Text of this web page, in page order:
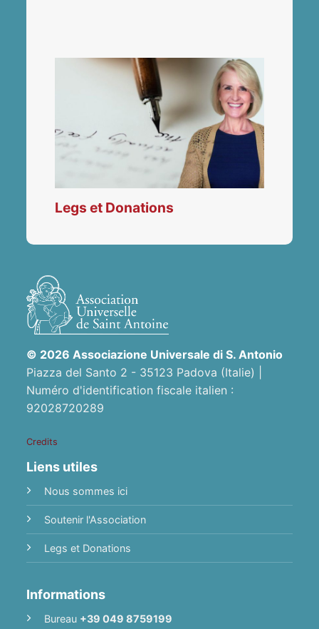
Legs et Donations
© 2026 Associazione Universale di S. Antonio
Piazza del Santo 2 - 35123 Padova (Italie) |
Numéro d'identification fiscale italien :
92028720289
Credits
Liens utiles
Nous sommes ici
Soutenir l'Association
Legs et Donations
Informations
Bureau +39 049 8759199